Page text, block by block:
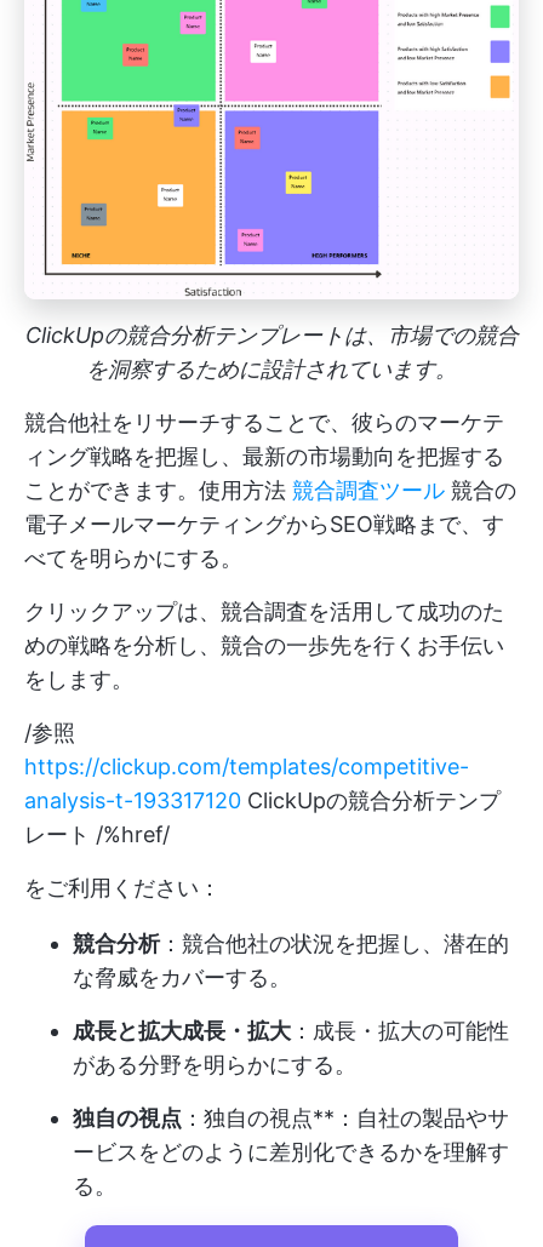
ClickUpの競合分析テンプレートは、市場での競合
を洞察するために設計されています。
競合他社をリサーチすることで、彼らのマーケテ
ィング戦略を把握し、最新の市場動向を把握する
ことができます。使用方法 競合調査ツール 競合の
電子メールマーケティングからSEO戦略まで、す
べてを明らかにする。
クリックアップは、競合調査を活用して成功のた
めの戦略を分析し、競合の一歩先を行くお手伝い
をします。
/参照
https://clickup.com/templates/competitive-
analysis-t-193317120 ClickUpの競合分析テンプ
レート /%href/
をご利用ください：
競合分析：競合他社の状況を把握し、潜在的
な脅威をカバーする。
成長と拡大成長・拡大 ：成長・拡大の可能性
がある分野を明らかにする。
独自の視点 ：独自の視点**：自社の製品やサ
ービスをどのように差別化できるかを理解す
る。